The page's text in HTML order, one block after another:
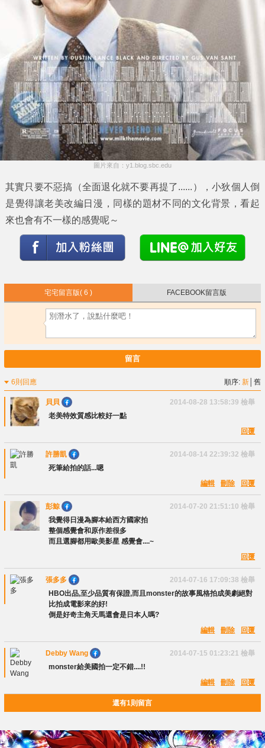
圖片來自：y1.blog.sbc.edu
其實只要不惡搞（全面退化就不要再提了......），小狄個人倒
是覺得讓老美改編日漫，同樣的題材不同的文化背景，看起
來也會有不一樣的感覺呢～
宅宅留言版( 6 ) FACEBOOK留言版
留言
6則回應 順序:新 │舊
貝貝 2014-08-28 13:58:39 檢舉
老美特效質感比較好一點
回覆
許勝凱 2014-08-14 22:39:32 檢舉
死筆給拍的話...嗯
回覆
刪除
編輯
彭鯨 2014-07-20 21:51:10 檢舉
我覺得日漫為腳本給西方國家拍
整個感覺會和原作差很多
而且選腳都用歐美影星 感覺會....~
回覆
張多多 2014-07-16 17:09:38 檢舉
HBO出品,至少品質有保證,而且monster的故事風格拍成美劇絕對
比拍成電影來的好!
倒是好奇主角天馬還會是日本人嗎?
回覆
刪除
編輯
Debby Wang 2014-07-15 01:23:21 檢舉
monster給美國拍一定不錯....!!
回覆
刪除
編輯
還有1則留言